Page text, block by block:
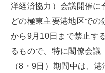
洋経済協力）会議開催に
どの極東主要港地区での
から9月10日まで禁止す
るもので、特に閣僚会
（8・9日）期間中は、